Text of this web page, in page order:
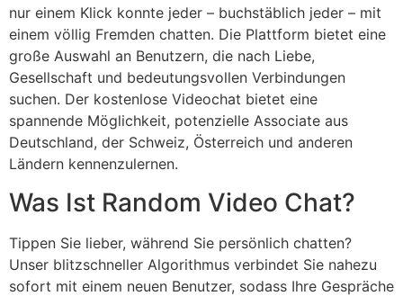
nur einem Klick konnte jeder – buchstäblich jeder – mit
einem völlig Fremden chatten. Die Plattform bietet eine
große Auswahl an Benutzern, die nach Liebe,
Gesellschaft und bedeutungsvollen Verbindungen
suchen. Der kostenlose Videochat bietet eine
spannende Möglichkeit, potenzielle Associate aus
Deutschland, der Schweiz, Österreich und anderen
Ländern kennenzulernen.
Was Ist Random Video Chat?
Tippen Sie lieber, während Sie persönlich chatten?
Unser blitzschneller Algorithmus verbindet Sie nahezu
sofort mit einem neuen Benutzer, sodass Ihre Gespräche